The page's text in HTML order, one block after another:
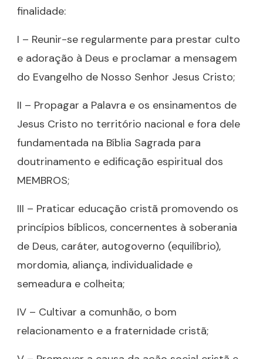
finalidade:
I – Reunir-se regularmente para prestar culto
e adoração à Deus e proclamar a mensagem
do Evangelho de Nosso Senhor Jesus Cristo;
II – Propagar a Palavra e os ensinamentos de
Jesus Cristo no território nacional e fora dele
fundamentada na Bíblia Sagrada para
doutrinamento e edificação espiritual dos
MEMBROS;
III – Praticar educação cristã promovendo os
princípios bíblicos, concernentes à soberania
de Deus, caráter, autogoverno (equilíbrio),
mordomia, aliança, individualidade e
semeadura e colheita;
IV – Cultivar a comunhão, o bom
relacionamento e a fraternidade cristã;